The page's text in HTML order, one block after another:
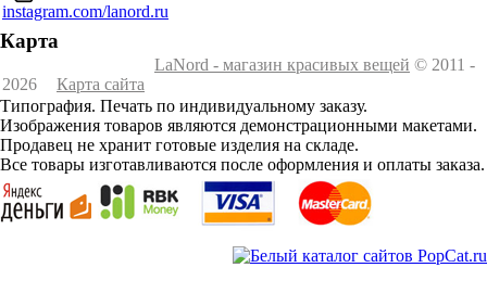
instagram.com/lanord.ru
Карта
LaNord - магазин красивых вещей © 2011 -
2026
Карта сайта
Типография. Печать по индивидуальному заказу.
Изображения товаров являются демонстрационными макетами.
Продавец не хранит готовые изделия на складе.
Все товары изготавливаются после оформления и оплаты заказа.